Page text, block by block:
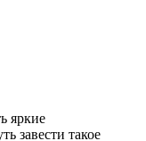
яркие
завести такое